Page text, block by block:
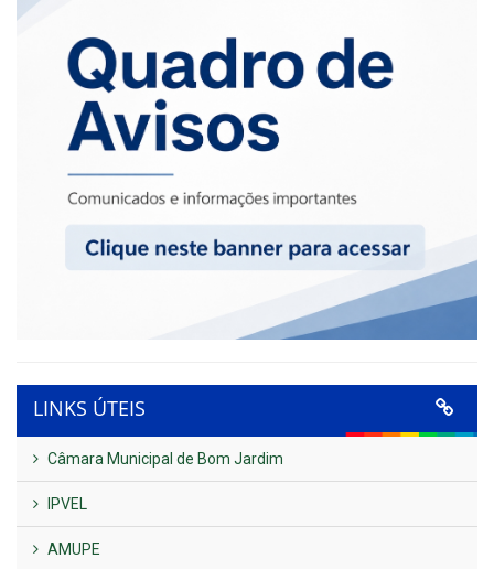
LINKS ÚTEIS
Câmara Municipal de Bom Jardim
IPVEL
AMUPE